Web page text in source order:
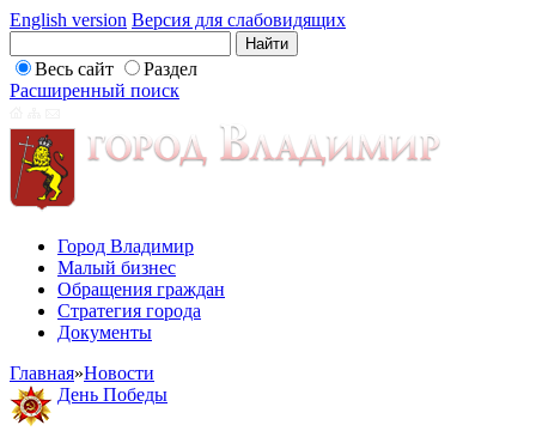
English version Версия для слабовидящих
Весь сайт
Раздел
Расширенный поиск
Город Владимир
Малый бизнес
Обращения граждан
Стратегия города
Документы
Главная»Новости
День Победы